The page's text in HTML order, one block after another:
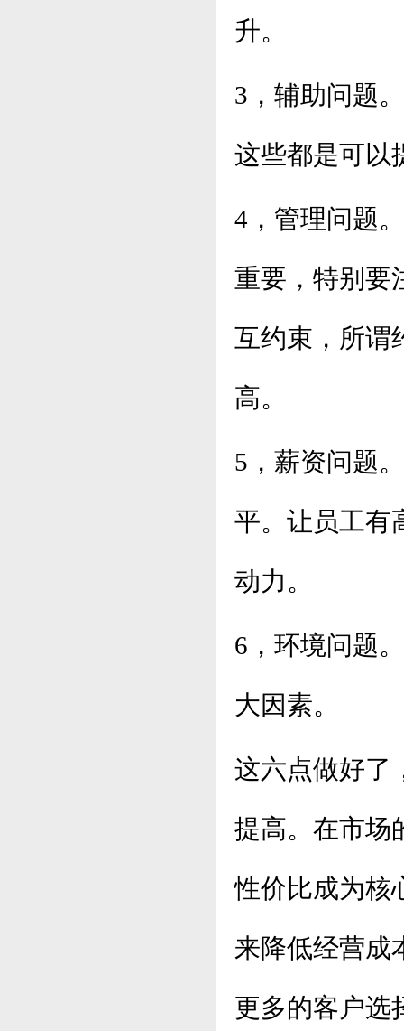
升。
3，辅助问题。
这些都是可以
4，管理问题。
重要，特别要
互约束，所谓
高。
5，薪资问题。
平。让员工有
动力。
6，环境问题。
大因素。
这六点做好了
提高。在市场
性价比成为核
来降低经营成
更多的客户选